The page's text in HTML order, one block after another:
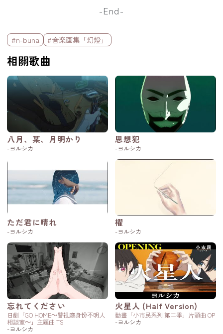
-End-
標籤欄
#n-buna #音楽画集「幻燈」
相關歌曲
八月、某、月明かり
-ヨルシカ
思想犯
-ヨルシカ
ただ君に晴れ
-ヨルシカ
櫂
-ヨルシカ
忘れてください
日劇「GO HOME～警視廳身份不明人
相談室～」主題曲 TS
-ヨルシカ
火星人 (Half Version)
動畫「小市民系列 第二季」片頭曲 OP
-ヨルシカ